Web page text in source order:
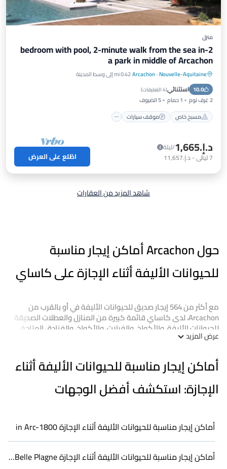
منزل
2-bedroom with pool, 2-minute walk from the sea in
a park in middle of Arcachon
Nouvelle-Aquitaine
·
Arcachon0.42 mi إلى وسط المدينة
10.0 استثنائي(4 التعليقات )
2 غرف نوم 1 حمام
5 الضيوف
مسبح خاص
موقف سيارات
مسبح خاص موقف سيارات
مسبح
مكيف هواء
د.إ.‏1,665
/ليلة
7ليالي- د.إ.‏11,657 اطّلع على العرض
شاهد المزيد من العقارات
حول Arcachon أماكن إيجار مناسبة
للحيوانات الأليفة أثناء الإجازة على كاساي
مع أكثر من 564 إيجار صديق للحيوانات الأليفة في أو بالقرب من
Arcachon، لدى كاساي قائمة كبيرة من المنازل والعطلات الصديقة
للحيوانات الأليفة، والأكواخ، والفيلات، والأكواخ، والفنادق المتاحة
للمقارنة. لرحلتك القادمة، يمكنك إحضار حيوانك الأليف، بغض النظر عن
العطلات الخاصة بك دون عناء. لذا، استعد لبدء التخطيط لرحلتك اليوم!
تقدم كاساي العديد من إيجارات العطلات الصديقة للكلاب في
Arcachon، بما في ذلك العديد من المرافق الجيدة مثل حمامات
السباحة الداخلية أو الخاصة، وأحواض الاستحمام الساخن، وخدمة
تصفح الخريطة لترى إذا كان هناك حدائق للكلاب قريبة.
استئجار مكان إقامة صديق للحيوانات الأليفة في Arcachon يمنحك
الفرصة لقضاء عطلة ستتذكرها. سافر مع عائلتك، أو مجموعة كبيرة،
أو حتى مجموعة موسعة من الأصدقاء. عند السفر قريبًا مع حيوانك
عرض المزيد
أماكن إيجار مناسبة للحيوانات الأليفة أثناء
الإجازة: استكشف أفضل الوجهات
أماكن إيجار مناسبة للحيوانات الأليفة أثناء الإجازة in Arc-1800
أماكن إيجار مناسبة للحيوانات الأليفة أثناء الإجازة in Belle Plagne